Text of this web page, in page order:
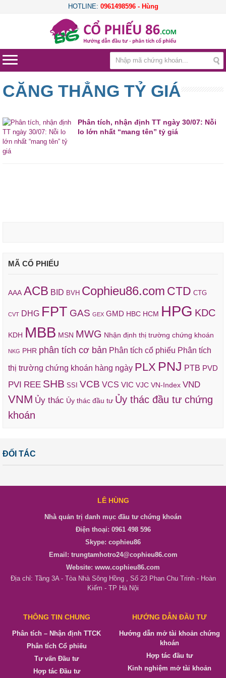
HOTLINE: 0961498596 - Hùng
CĂNG THẲNG TỶ GIÁ
Phân tích, nhận định TT ngày 30/07: Nỗi
lo lớn nhất “mang tên” tỷ giá
MÃ CỔ PHIẾU
AAA ACB BID BVH Cophieu86.com CTD CTG
CVT DHG FPT GAS GEX GMD HBC HCM HPG KDC
KDH MBB MSN MWG Nhận định thị trường chứng khoán
NKG PHR phân tích cơ bản Phân tích cổ phiếu Phân tích
thị trường chứng khoán hàng ngày PLX PNJ PTB PVD
PVI REE SHB SSI VCB VCS VIC VJC VN-Index VND
VNM Ủy thác Ủy thác đầu tư Ủy thác đầu tư chứng
khoán
ĐỐI TÁC
LÊ HÙNG
Nhà quản trị danh mục đầu tư chứng khoán
Điện thoại: 0961 498 596
Skype: cophieu86
Email: trungtamhotro24@cophieu86.com
Website: www.cophieu86.com
Địa chỉ: Tầng 3A - Tòa Nhà Sông Hồng , Số 23 Phan Chu Trinh - Hoàn
Kiếm - TP Hà Nội
THÔNG TIN CHUNG
Phân tích – Nhận định TTCK
Phân tích Cổ phiếu
Tư vấn Đầu tư
Hợp tác Đầu tư
HƯỚNG DẪN ĐẦU TƯ
Hướng dẫn mở tài khoản chứng
khoán
Hợp tác đầu tư
Kinh nghiệm mở tài khoản